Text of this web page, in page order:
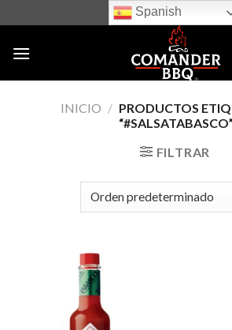
to
content
Spanish
INICIO / PRODUCTOS
“#SALSATABASCO”
FILTRAR